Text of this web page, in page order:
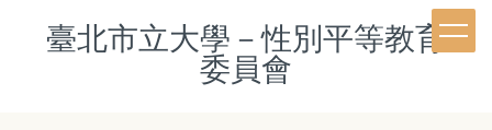
臺北市立大學－性別平等教育
委員會